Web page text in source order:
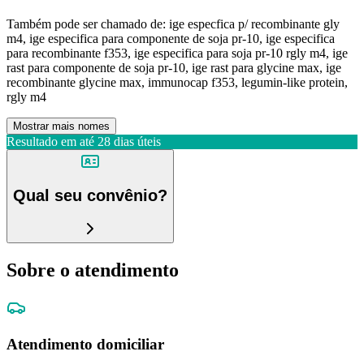
Também pode ser chamado de: ige especfica p/ recombinante gly
m4, ige especifica para componente de soja pr-10, ige especifica
para recombinante f353, ige especifica para soja pr-10 rgly m4, ige
rast para componente de soja pr-10, ige rast para glycine max, ige
recombinante glycine max, immunocap f353, legumin-like protein,
rgly m4
Mostrar mais nomes
Resultado em até 28 dias úteis
Qual seu convênio?
Sobre o atendimento
Atendimento domiciliar